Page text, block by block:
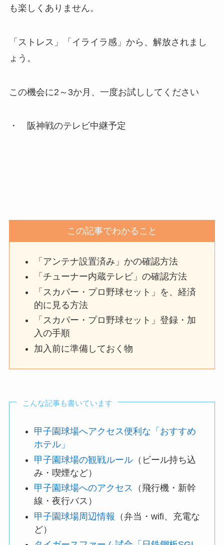
も楽しくありません。
「ストレス」「イライラ感」から、解放されまし
ょう。
この機会に2～3か月、一度お試ししてください
・ 阪神戦のテレビ中継予定
この記事でわかること
「アンテナ設置済み」かの確認方法
「チューナー内蔵テレビ」の確認方法
「スカパー・プロ野球セット」を、経済
的に見る方法
「スカパー・プロ野球セット」登録・加
入の手順
加入前に準備しておく物
こんな記事も書いています
甲子園球場へアクセス便利な「おすすめ
ホテル」
甲子園球場の観戦ルール （ビール持ち込
み・喫煙など）
甲子園球場へのアクセス
（飛行機・新幹
線・夜行バス）
甲子園球場周辺情報
（弁当・wifi、充電な
ど）